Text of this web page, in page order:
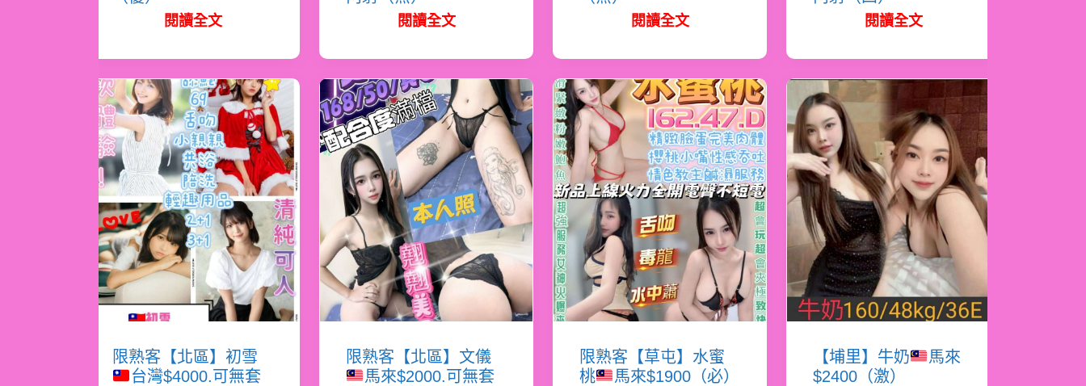
閱讀全文 閱讀全文 閱讀全文 閱讀全文
限熟客【北區】初雪
台灣$4000.可無套
限熟客【北區】文儀
馬來$2000.可無套
限熟客【草屯】水蜜
桃
馬來$1900（必）
【埔里】牛奶
馬來
$2400（激）